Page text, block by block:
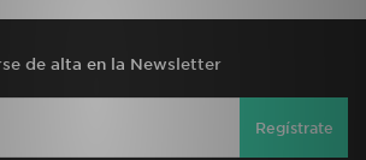
de alta en la Newsletter
Regístrate